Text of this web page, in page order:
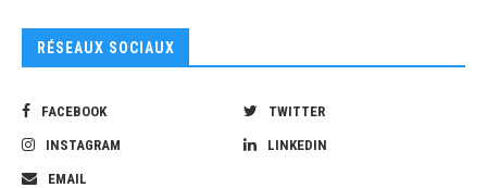
RÉSEAUX SOCIAUX
FACEBOOK TWITTER
INSTAGRAM LINKEDIN
EMAIL